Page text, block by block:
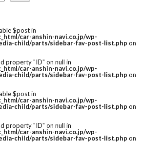
$post in
car-anshin-navi.co.jp/wp-
child/parts/sidebar-fav-post-list.php on
property "ID" on null in
car-anshin-navi.co.jp/wp-
child/parts/sidebar-fav-post-list.php on
$post in
car-anshin-navi.co.jp/wp-
child/parts/sidebar-fav-post-list.php on
property "ID" on null in
car-anshin-navi.co.jp/wp-
child/parts/sidebar-fav-post-list.php on